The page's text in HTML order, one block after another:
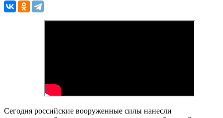
Сегодня российские вооруженные силы нанесли